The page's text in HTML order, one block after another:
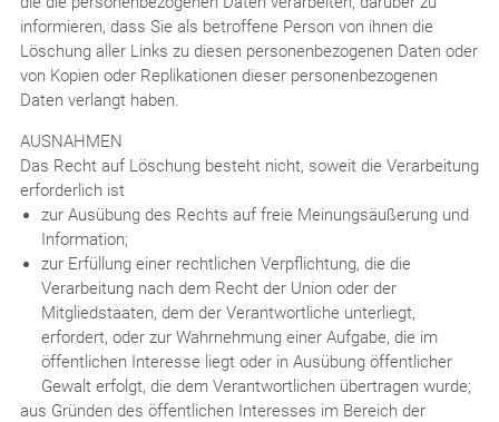
informieren, dass Sie als betroffene Person von ihnen die
Löschung aller Links zu diesen personenbezogenen Daten oder
von Kopien oder Replikationen dieser personenbezogenen
Daten verlangt haben.
AUSNAHMEN
Das Recht auf Löschung besteht nicht, soweit die Verarbeitung
erforderlich ist
zur Ausübung des Rechts auf freie Meinungsäußerung und
Information;
zur Erfüllung einer rechtlichen Verpflichtung, die die
Verarbeitung nach dem Recht der Union oder der
Mitgliedstaaten, dem der Verantwortliche unterliegt,
erfordert, oder zur Wahrnehmung einer Aufgabe, die im
öffentlichen Interesse liegt oder in Ausübung öffentlicher
Gewalt erfolgt, die dem Verantwortlichen übertragen wurde;
aus Gründen des öffentlichen Interesses im Bereich der